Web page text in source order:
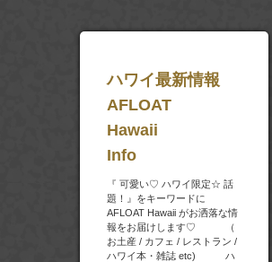
ハワイ最新情報
AFLOAT
Hawaii
Info
『 可愛い♡ ハワイ限定☆ 話
題！』をキーワードに
AFLOAT Hawaii がお洒落な情
報をお届けします♡ （
お土産 / カフェ / レストラン /
ハワイ本・雑誌 etc) ハ